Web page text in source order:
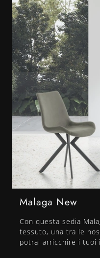
Malaga New
Con questa sedia
tessuto, una tra le
potrai arricchire i tuoi